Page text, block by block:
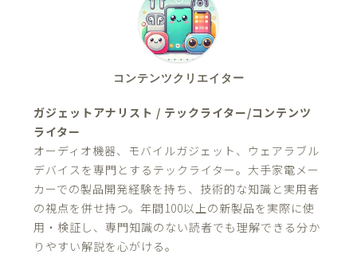
コンテンツクリエイター
ガジェットアナリスト / テックライター/コンテンツ
ライター
オーディオ機器、モバイルガジェット、ウェアラブル
デバイスを専門とするテックライター。大手家電メー
カーでの製品開発経験を持ち、技術的な知識と実用者
の視点を併せ持つ。年間100以上の新製品を実際に使
用・検証し、専門知識のない読者でも理解できる分か
りやすい解説を心がける。